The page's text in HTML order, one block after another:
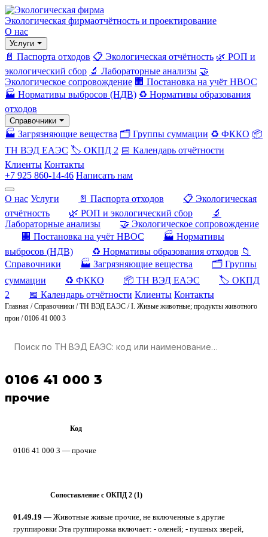
Экологическая фирмаотчётность и проектирование
О нас
Услуги
📄 Паспорта отходов 📋 Экологическая отчётность 🌿 РОП и
экологический сбор 🔬 Лабораторные анализы 🤝
Экологическое сопровождение 🏢 Постановка на учёт НВОС
🏭 Нормативы выбросов (НДВ) ♻️ Нормативы образования
отходов
Справочники
🏭 Загрязняющие вещества 🗂️ Группы суммации ♻️ ФККО 📦
ТН ВЭД ЕАЭС 🏷️ ОКПД 2 📅 Календарь отчётности
Клиенты Контакты
+7 925 860-14-46 Написать нам
О нас Услуги 📄 Паспорта отходов
📋 Экологическая
отчётность
🌿 РОП и экологический сбор
🔬
Лабораторные анализы
🤝 Экологическое сопровождение
🏢 Постановка на учёт НВОС
🏭 Нормативы
выбросов (НДВ)
♻️ Нормативы образования отходов 📁
Справочники
🏭 Загрязняющие вещества
🗂️ Группы
суммации
♻️ ФККО 📦 ТН ВЭД ЕАЭС
🏷️ ОКПД
2
📅 Календарь отчётности Клиенты Контакты
Главная /Справочники /ТН ВЭД ЕАЭС /I. Живые животные; продукты животного
прои /0106 41 000 3
0106 41 000 3
прочие
Код
0106 41 000 3 — прочие
Сопоставление с ОКПД 2 (1)
01.49.19 — Животные живые прочие, не включенные в другие
группировки Эта группировка включает: - оленей; - пушных зверей,